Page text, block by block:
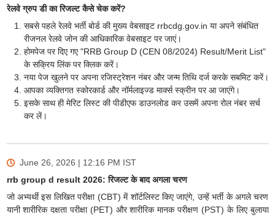
रेलवे ग्रुप डी का रिजल्ट कैसे चेक करें?
सबसे पहले रेलवे भर्ती बोर्ड की मुख्य वेबसाइट rrbcdg.gov.in या अपने संबंधित
रीजनल रेलवे जोन की आधिकारिक वेबसाइट पर जाएं।
होमपेज पर दिए गए "RRB Group D (CEN 08/2024) Result/Merit List"
के सक्रिय लिंक पर क्लिक करें।
नया पेज खुलने पर अपना रजिस्ट्रेशन नंबर और जन्म तिथि दर्ज करके सबमिट करें।
आपका व्यक्तिगत स्कोरकार्ड और नॉर्मलाइज्ड मार्क्स स्क्रीन पर आ जाएंगे।
इसके साथ ही मेरिट लिस्ट की पीडीएफ डाउनलोड कर उसमें अपना रोल नंबर सर्च
कर लें।
June 26, 2026 | 12:16 PM IST
rrb group d result 2026: रिजल्ट के बाद अगला चरण
जो अभ्यर्थी इस लिखित परीक्षा (CBT) में शॉर्टलिस्ट किए जाएंगे, उन्हें भर्ती के अगले चरण
यानी शारीरिक दक्षता परीक्षा (PET) और शारीरिक मानक परीक्षण (PST) के लिए बुलाया